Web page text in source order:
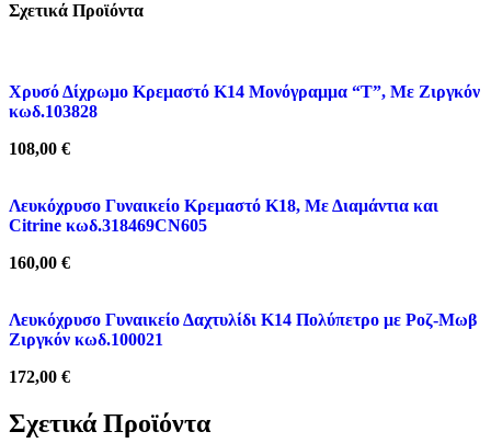
Σχετικά Προϊόντα
Χρυσό Δίχρωμο Κρεμαστό K14 Μονόγραμμα “Τ”, Με Ζιργκόν
κωδ.103828
108,00 €
Λευκόχρυσο Γυναικείο Κρεμαστό K18, Με Διαμάντια και
Citrine κωδ.318469CN605
160,00 €
Λευκόχρυσο Γυναικείο Δαχτυλίδι Κ14 Πολύπετρο με Ροζ-Μωβ
Ζιργκόν κωδ.100021
172,00 €
Σχετικά Προϊόντα